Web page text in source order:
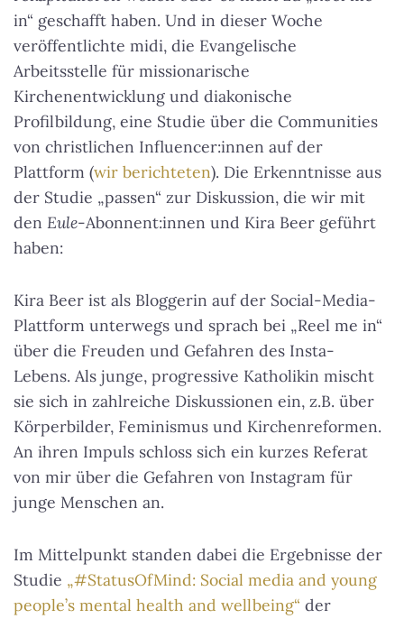
in“ geschafft haben. Und in dieser Woche
veröffentlichte midi, die Evangelische
Arbeitsstelle für missionarische
Kirchenentwicklung und diakonische
Profilbildung, eine Studie über die Communities
von christlichen Influencer:innen auf der
Plattform (wir berichteten). Die Erkenntnisse aus
der Studie „passen“ zur Diskussion, die wir mit
den Eule-Abonnent:innen und Kira Beer geführt
haben:
Kira Beer ist als Bloggerin auf der Social-Media-
Plattform unterwegs und sprach bei „Reel me in“
über die Freuden und Gefahren des Insta-
Lebens. Als junge, progressive Katholikin mischt
sie sich in zahlreiche Diskussionen ein, z.B. über
Körperbilder, Feminismus und Kirchenreformen.
An ihren Impuls schloss sich ein kurzes Referat
von mir über die Gefahren von Instagram für
junge Menschen an.
Im Mittelpunkt standen dabei die Ergebnisse der
Studie „#StatusOfMind: Social media and young
people’s mental health and wellbeing“ der